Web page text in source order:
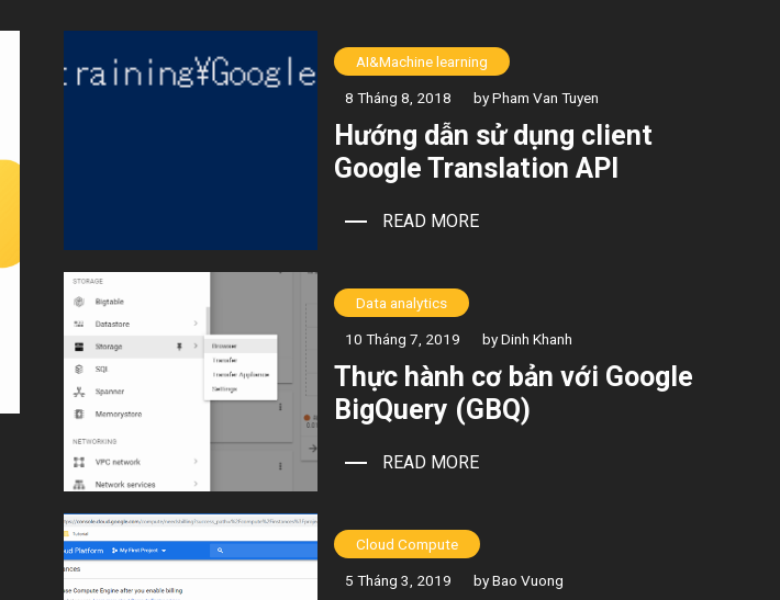
AI&Machine learning
8 Tháng 8, 2018 by Pham Van Tuyen
Hướng dẫn sử dụng client
Google Translation API
READ MORE
Data analytics
10 Tháng 7, 2019 by Dinh Khanh
Thực hành cơ bản với Google
BigQuery (GBQ)
READ MORE
Cloud Compute
5 Tháng 3, 2019 by Bao Vuong